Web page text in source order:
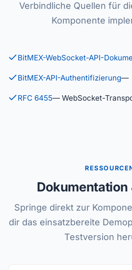
Verbindliche Quellen für
Komponente
BitMEX-WebSocket-API-
BitMEX-API-Authentifizierung—
RFC 6455— WebSocket-
Dokumentation
Springe direkt zur
dir das einsatzbereite
Testversion